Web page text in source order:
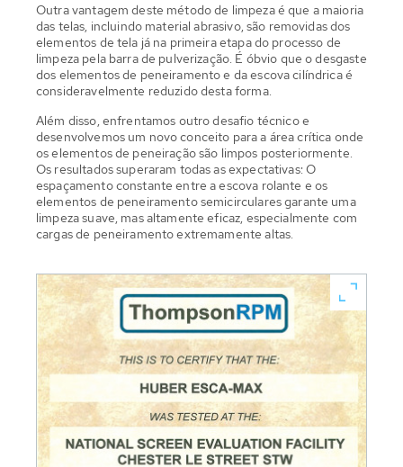
Outra vantagem deste método de limpeza é que a maioria
das telas, incluindo material abrasivo, são removidas dos
elementos de tela já na primeira etapa do processo de
limpeza pela barra de pulverização. É óbvio que o desgaste
dos elementos de peneiramento e da escova cilíndrica é
consideravelmente reduzido desta forma.
Além disso, enfrentamos outro desafio técnico e
desenvolvemos um novo conceito para a área crítica onde
os elementos de peneiração são limpos posteriormente.
Os resultados superaram todas as expectativas: O
espaçamento constante entre a escova rolante e os
elementos de peneiramento semicirculares garante uma
limpeza suave, mas altamente eficaz, especialmente com
cargas de peneiramento extremamente altas.